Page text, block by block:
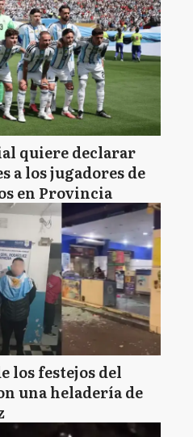
quiere declarar
a los jugadores de
en Provincia
los festejos del
una heladería de